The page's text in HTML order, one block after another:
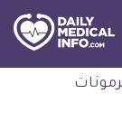
طبية